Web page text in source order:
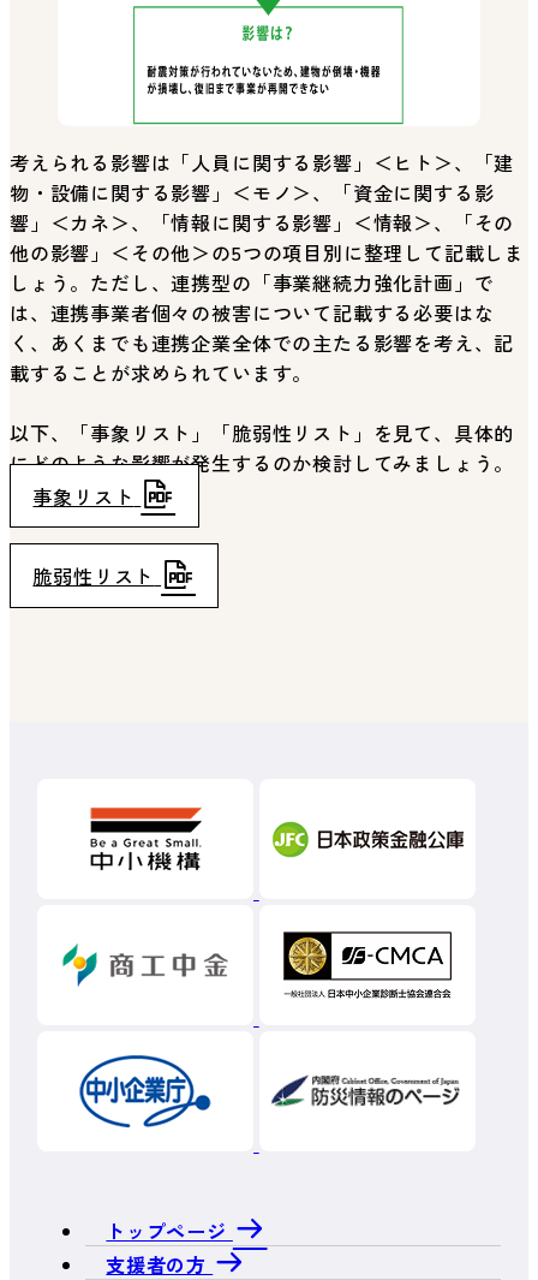
考えられる影響は「人員に関する影響」＜ヒト＞、「建
物・設備に関する影響」＜モノ＞、「資金に関する影
響」＜カネ＞、「情報に関する影響」＜情報＞、「その
他の影響」＜その他＞の5つの項目別に整理して記載しま
しょう。ただし、連携型の「事業継続力強化計画」で
は、連携事業者個々の被害について記載する必要はな
く、あくまでも連携企業全体での主たる影響を考え、記
載することが求められています。
以下、「事象リスト」「脆弱性リスト」を見て、具体的
にどのような影響が発生するのか検討してみましょう。
事象リスト
脆弱性リスト
トップページ
支援者の方